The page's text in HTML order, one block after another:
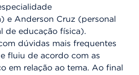
e Anderson Cruz (personal
de educação física).
dúvidas mais frequentes
fluiu de acordo com as
em relação ao tema. Ao final